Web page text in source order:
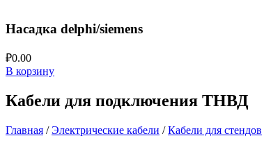
Насадка delphi/siemens
₽0.00
В корзину
Кабели для подключения ТНВД
Главная /Электрические кабели /Кабели для стендов